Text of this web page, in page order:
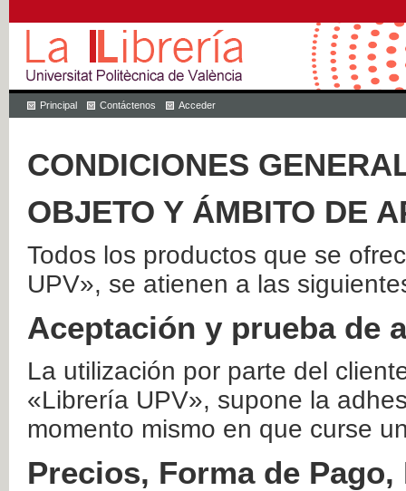
Principal Contáctenos Acceder
CONDICIONES
OBJETO Y ÁMBITO DE
Todos los productos que se
UPV», se atienen a las
Aceptación y prueba de
La utilización por parte del
«Librería UPV», supone la
momento mismo en que curse
Precios, Forma de